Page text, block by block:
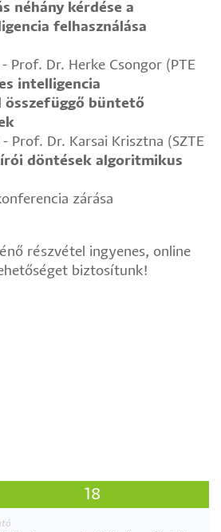
néhány kérdése a
felhasználása
- Prof. Dr. Herke Csongor (PTE
intelligencia
összefüggő büntető
- Prof. Dr. Karsai Krisztna (SZTE
döntések algoritmikus
zárása
részvétel ingyenes, online
biztosítunk!
18